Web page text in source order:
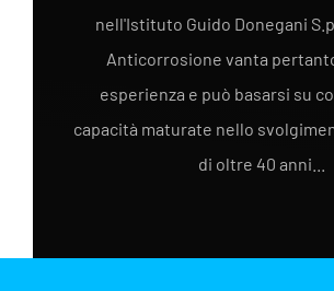
nell'Istituto Guido Donegani
Anticorrosione vanta
esperienza e può basarsi su
capacità maturate nello
di oltre 40 anni...